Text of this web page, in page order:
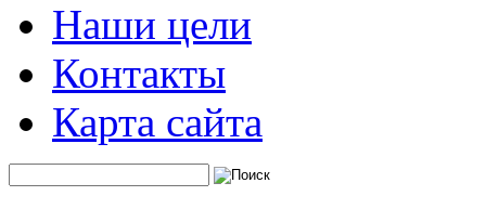
Наши цели
Контакты
Карта сайта